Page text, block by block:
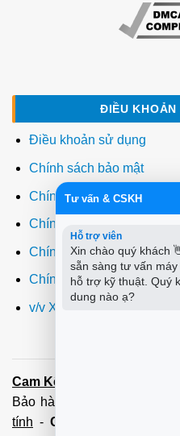
ĐIỀU KHOẢN
Điều khoản sử dụng
Chính sách bảo mật
Chính sách thanh toán
Chính sách giao hàng
Chính sách đổi trả
Chính sách bảo hành
v/v Xuất hóa đơn đỏ VAT
Cam Kết:
Bảo hành tận tâm - Xuất
tính - Cài Win Tận Nơi
Tư vấn & CSKH
Hỗ trợ viên
Xin chào quý khách
sẵn sàng tư vấn
hỗ trợ kỹ thuật. Quý
dung nào ạ?